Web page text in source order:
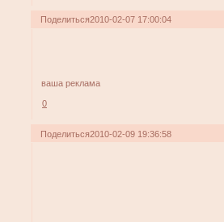
Поделиться2010-02-07 17:00:04
ваша реклама
0
Поделиться2010-02-09 19:36:58